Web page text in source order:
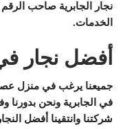
نجار الجابرية صاحب
الخدمات.
أفضل نجار
جميعنا يرغب في منزل
في الجابرية ونحن بدورنا
شركتنا وانتقينا أفضل